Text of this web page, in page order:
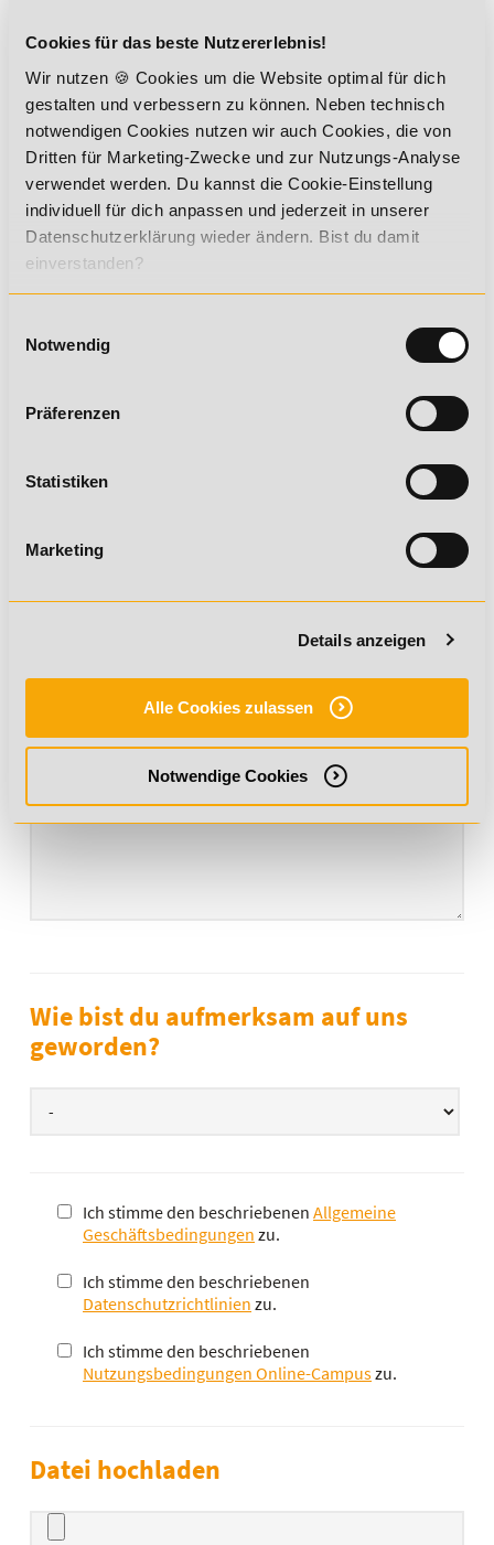
Cookies für das beste Nutzererlebnis!
Wir nutzen 🍪 Cookies um die Website optimal für dich
gestalten und verbessern zu können. Neben technisch
notwendigen Cookies nutzen wir auch Cookies, die von
Dritten für Marketing-Zwecke und zur Nutzungs-Analyse
verwendet werden. Du kannst die Cookie-Einstellung
individuell für dich anpassen und jederzeit in unserer
Datenschutzerklärung wieder ändern. Bist du damit
einverstanden?
Notwendig
Präferenzen
Statistiken
Marketing
Details anzeigen
Alle Cookies zulassen
Notwendige Cookies
Hinweis: Die erste Rate ist mitAblauf der 2-wöchigen
Testphasefällig, anschließend erfolgt die Ratenzahlung
monatlich
LASTSCHRIFT
ÜBERWEISUNG
Bankdaten
Deine Nachricht an uns
Wie bist du aufmerksam auf uns
geworden?
Ich stimme den beschriebenen Allgemeine
Geschäftsbedingungen zu.
Ich stimme den beschriebenen
Datenschutzrichtlinien zu.
Ich stimme den beschriebenen
Nutzungsbedingungen Online-Campuszu.
Datei hochladen
Datei 1